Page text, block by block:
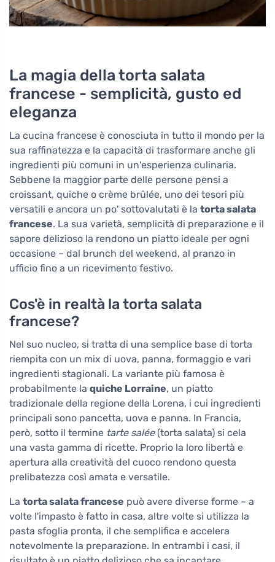
La magia della torta salata
francese - semplicità, gusto ed
eleganza
La cucina francese è conosciuta in tutto il mondo per la
sua raffinatezza e la capacità di trasformare anche gli
ingredienti più comuni in un'esperienza culinaria.
Sebbene la maggior parte delle persone pensi a
croissant, quiche o crème brûlée, uno dei tesori più
versatili e ancora un po' sottovalutati è la torta salata
francese. La sua varietà, semplicità di preparazione e il
sapore delizioso la rendono un piatto ideale per ogni
occasione – dal brunch del weekend, al pranzo in
ufficio fino a un ricevimento festivo.
Cos'è in realtà la torta salata
francese?
Nel suo nucleo, si tratta di una semplice base di torta
riempita con un mix di uova, panna, formaggio e vari
ingredienti stagionali. La variante più famosa è
probabilmente la quiche Lorraine, un piatto
tradizionale della regione della Lorena, i cui ingredienti
principali sono pancetta, uova e panna. In Francia,
però, sotto il termine tarte salée(torta salata) si cela
una vasta gamma di ricette. Proprio la loro libertà e
apertura alla creatività del cuoco rendono questa
prelibatezza così amata e versatile.
La torta salata francese può avere diverse forme – a
volte l'impasto è fatto in casa, altre volte si utilizza la
pasta sfoglia pronta, il che semplifica e accelera
notevolmente la preparazione. In entrambi i casi, il